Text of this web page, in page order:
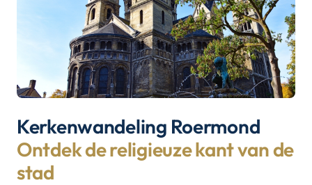
Kerkenwandeling Roermond
Ontdek de religieuze kant van de
stad